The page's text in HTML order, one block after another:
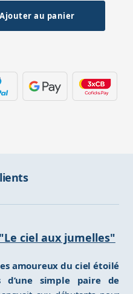
Ajouter au panier
ciel aux jumelles"
amoureux du ciel étoilé
simple paire de